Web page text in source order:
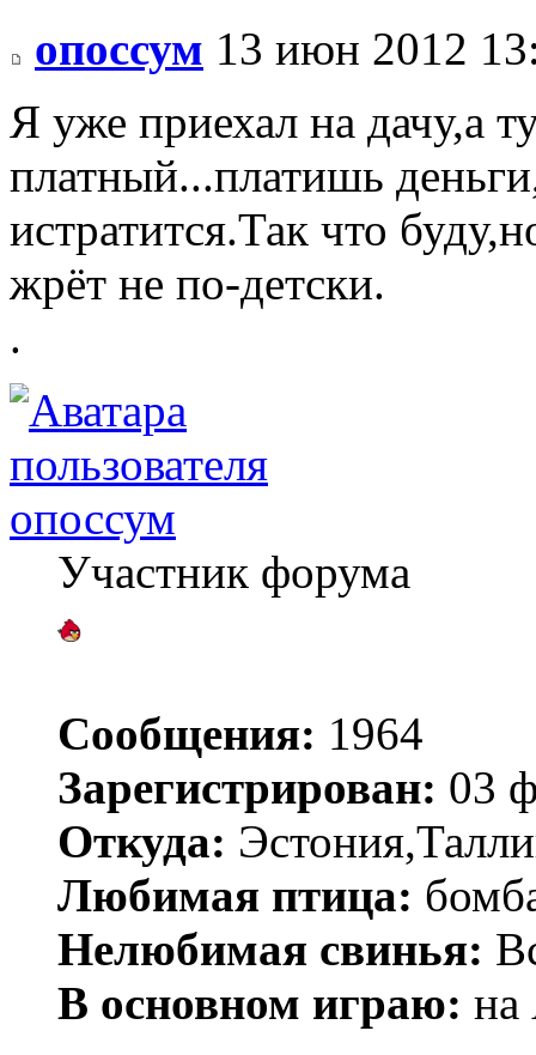
опоссум 13 июн 2012
Я уже приехал на дачу,а
платный...платишь
истратится.Так что
жрёт не по-детски.
.
опоссум
Участник форума
Сообщения: 1964
Зарегистрирован: 03
Откуда:
Любимая птица:
Нелюбимая свинья:
В основном играю: на